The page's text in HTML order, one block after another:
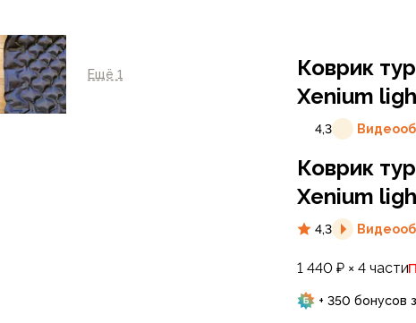
Ещё 1
1 440 ₽ × 4 части
+ 350 бонусов
Коврик
Xenium
4,3
Коврик
Xenium
4,3